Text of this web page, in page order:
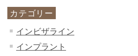
カテゴリー
インビザライン
インプラント